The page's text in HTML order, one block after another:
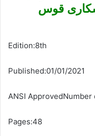
قوس
Edition:8th
Published:01/01/2021
ANSI ApprovedNumber
Pages:48